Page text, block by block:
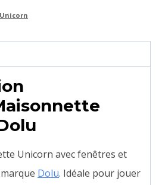
Unicorn
Unicorn avec fenêtres et
Dolu. Idéale pour jouer